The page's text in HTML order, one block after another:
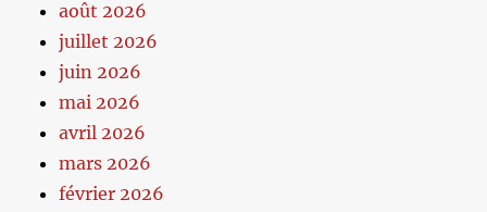
août 2026
juillet 2026
juin 2026
mai 2026
avril 2026
mars 2026
février 2026